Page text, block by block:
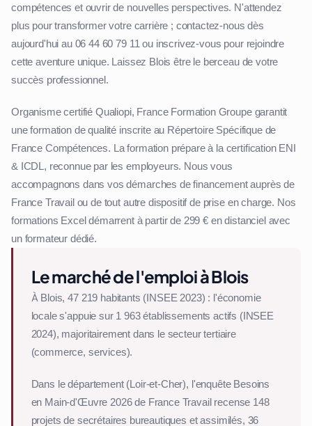
compétences et ouvrir de nouvelles perspectives. N'attendez
plus pour transformer votre carrière ; contactez-nous dès
aujourd'hui au 06 44 60 79 11 ou inscrivez-vous pour rejoindre
cette aventure unique. Laissez Blois être le berceau de votre
succès professionnel.
Organisme certifié Qualiopi, France Formation Groupe garantit
une formation de qualité inscrite au Répertoire Spécifique de
France Compétences. La formation prépare à la certification ENI
& ICDL, reconnue par les employeurs. Nous vous
accompagnons dans vos démarches de financement auprès de
France Travail ou de tout autre dispositif de prise en charge. Nos
formations Excel démarrent à partir de 299 € en distanciel avec
un formateur dédié.
Le marché de l'emploi à Blois
À Blois, 47 219 habitants (INSEE 2023) : l'économie
locale s'appuie sur 1 963 établissements actifs (INSEE
2024), majoritairement dans le secteur tertiaire
(commerce, services).
Dans le département (Loir-et-Cher), l'enquête Besoins
en Main-d'Œuvre 2026 de France Travail recense 148
projets de secrétaires bureautiques et assimilés, 36